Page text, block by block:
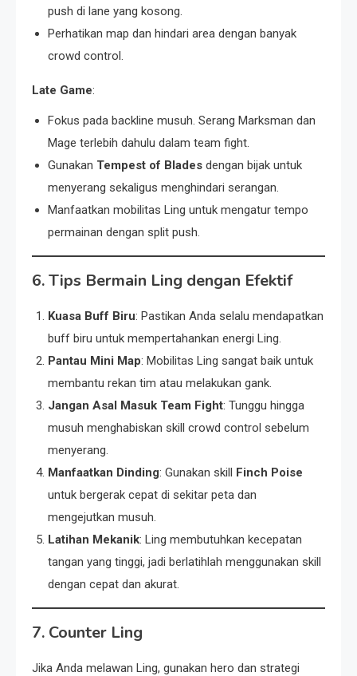
push di lane yang kosong.
Perhatikan map dan hindari area dengan banyak
crowd control.
Late Game:
Fokus pada backline musuh. Serang Marksman dan
Mage terlebih dahulu dalam team fight.
Gunakan Tempest of Blades dengan bijak untuk
menyerang sekaligus menghindari serangan.
Manfaatkan mobilitas Ling untuk mengatur tempo
permainan dengan split push.
6. Tips Bermain Ling dengan Efektif
Kuasa Buff Biru: Pastikan Anda selalu mendapatkan
buff biru untuk mempertahankan energi Ling.
Pantau Mini Map: Mobilitas Ling sangat baik untuk
membantu rekan tim atau melakukan gank.
Jangan Asal Masuk Team Fight: Tunggu hingga
musuh menghabiskan skill crowd control sebelum
menyerang.
Manfaatkan Dinding: Gunakan skill Finch Poise
untuk bergerak cepat di sekitar peta dan
mengejutkan musuh.
Latihan Mekanik: Ling membutuhkan kecepatan
tangan yang tinggi, jadi berlatihlah menggunakan skill
dengan cepat dan akurat.
7. Counter Ling
Jika Anda melawan Ling, gunakan hero dan strategi